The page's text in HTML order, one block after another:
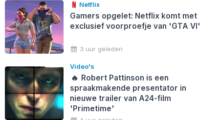
Netflix
Gamers opgelet: Netflix komt met
exclusief voorproefje van 'GTA VI'
3 uur geleden
Video's
🔥 Robert Pattinson is een
spraakmakende presentator in
nieuwe trailer van A24-film
'Primetime'